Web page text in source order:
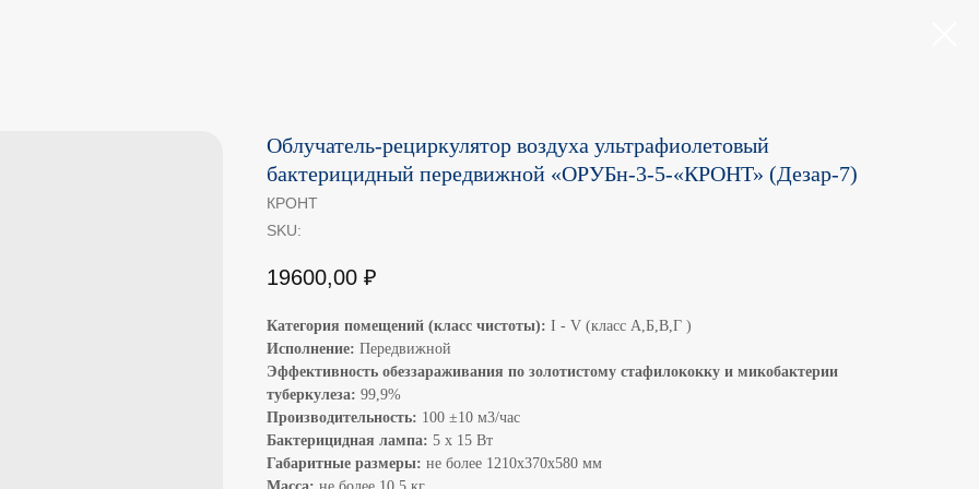
Облучатель-рециркулятор воздуха ультрафиолетовый
бактерицидный передвижной «ОРУБн-3-5-«КРОНТ» (Дезар-7)
КРОНТ
SKU:
19600,00 ₽
Категория помещений (класс чистоты): I - V (класс А,Б,В,Г )
Исполнение: Передвижной
Эффективность обеззараживания по золотистому стафилококку и микобактерии
туберкулеза: 99,9%
Производительность: 100 ±10 м3/час
Бактерицидная лампа: 5 х 15 Вт
Габаритные размеры: не более 1210x370x580 мм